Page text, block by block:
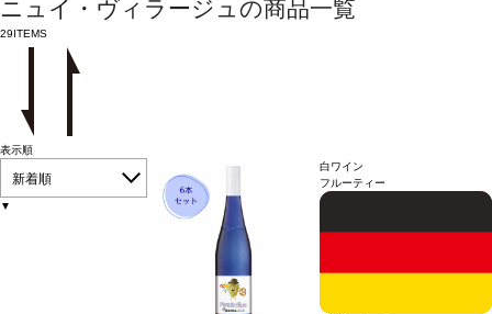
ニュイ・ヴィラージュの商品一覧
29ITEMS
表示順
新着順
▼
白ワイン
フルーティー